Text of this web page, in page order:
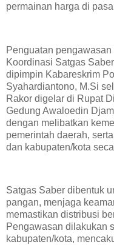
permainan harga di
Penguatan
Koordinasi Satgas
dipimpin Kabareskrim
Syahardiantono, M.Si
Rakor digelar di Rupat
Gedung Awaloedin
dengan melibatkan
pemerintah daerah,
dan kabupaten/kota
Satgas Saber dibentuk
pangan, menjaga
memastikan distribusi
Pengawasan dilakukan
kabupaten/kota,